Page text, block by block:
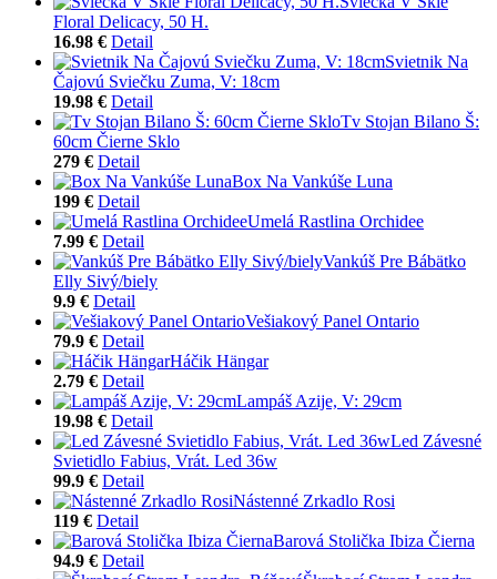
Floral Delicacy, 50 H.
16.98 € Detail
Svietnik Na
Čajovú Sviečku Zuma, V: 18cm
19.98 € Detail
Tv Stojan Bilano Š:
60cm Čierne Sklo
279 € Detail
Box Na Vankúše Luna
199 € Detail
Umelá Rastlina Orchidee
7.99 € Detail
Vankúš Pre Bábätko
Elly Sivý/biely
9.9 € Detail
Vešiakový Panel Ontario
79.9 € Detail
Háčik Hängar
2.79 € Detail
Lampáš Azije, V: 29cm
19.98 € Detail
Led Závesné
Svietidlo Fabius, Vrát. Led 36w
99.9 € Detail
Nástenné Zrkadlo Rosi
119 € Detail
Barová Stolička Ibiza Čierna
94.9 € Detail